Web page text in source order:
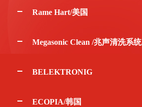
Rame Hart/美国
Megasonic Clean /兆声清洗系统
BELEKTRONIG
ECOPIA/韩国